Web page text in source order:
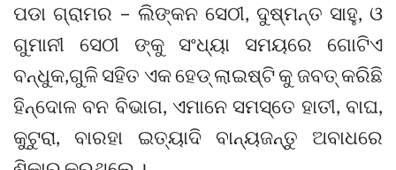
ପଡା ଗ୍ରାମର – ଲିଙ୍କନ ସେଠୀ, ଦୁଷ୍ମନ୍ତ ସାହୁ, ଓ
ଗୁମାନୀ ସେଠୀ ଙ୍କୁ ସଂଧ୍ୟା ସମୟରେ ଗୋଟିଏ
ବନ୍ଧୁକ,ଗୁଳି ସହିତ ଏକ ହେଡ୍ ଲାଇଷ୍ଟି କୁ ଜବତ୍ କରିଛି
ହିନ୍ଦୋଳ ବନ ବିଭାଗ, ଏମାନେ ସମସ୍ତେ ହାତୀ, ବାଘ,
କୁଟୁରା, ବାରହା ଇତ୍ୟାଦି ବାନ୍ୟଜନ୍ତୁ ଅବାଧରେ